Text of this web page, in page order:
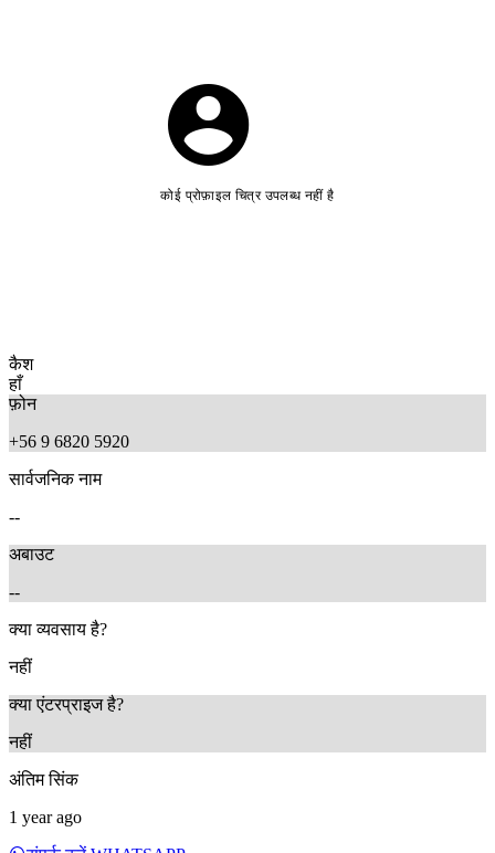
कोई प्रोफ़ाइल चित्र उपलब्ध नहीं है
कैश
हाँ
फ़ोन
+56 9 6820 5920
सार्वजनिक नाम
--
अबाउट
--
क्या व्यवसाय है?
नहीं
क्या एंटरप्राइज है?
नहीं
अंतिम सिंक
1 year ago